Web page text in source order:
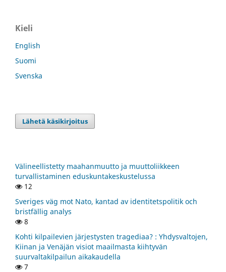
Kieli
English
Suomi
Svenska
Lähetä käsikirjoitus
Välineellistetty maahanmuutto ja muuttoliikkeen
turvallistaminen eduskuntakeskustelussa
12
Sveriges väg mot Nato, kantad av identitetspolitik och
bristfällig analys
8
Kohti kilpailevien järjestysten tragediaa? : Yhdysvaltojen,
Kiinan ja Venäjän visiot maailmasta kiihtyvän
suurvaltakilpailun aikakaudella
7